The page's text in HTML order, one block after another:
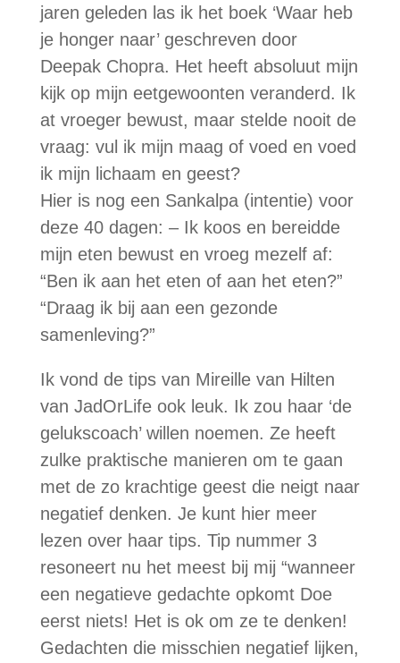
jaren geleden las ik het boek ‘Waar heb
je honger naar’ geschreven door
Deepak Chopra. Het heeft absoluut mijn
kijk op mijn eetgewoonten veranderd. Ik
at vroeger bewust, maar stelde nooit de
vraag: vul ik mijn maag of voed en voed
ik mijn lichaam en geest?
Hier is nog een Sankalpa (intentie) voor
deze 40 dagen: – Ik koos en bereidde
mijn eten bewust en vroeg mezelf af:
“Ben ik aan het eten of aan het eten?”
“Draag ik bij aan een gezonde
samenleving?”
Ik vond de tips van Mireille van Hilten
van JadOrLife ook leuk. Ik zou haar ‘de
gelukscoach’ willen noemen. Ze heeft
zulke praktische manieren om te gaan
met de zo krachtige geest die neigt naar
negatief denken. Je kunt hier meer
lezen over haar tips. Tip nummer 3
resoneert nu het meest bij mij “wanneer
een negatieve gedachte opkomt Doe
eerst niets! Het is ok om ze te denken!
Gedachten die misschien negatief lijken,